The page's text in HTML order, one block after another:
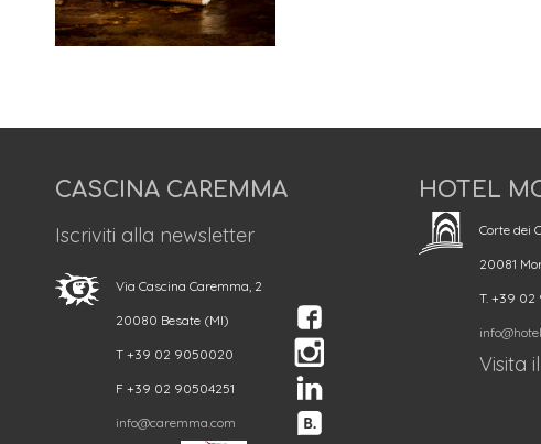
CASCINA CAREMMA
Iscriviti alla newsletter
Via Cascina Caremma, 2
20080 Besate (MI)
T +39 02 9050020
F +39 02 90504251
info@caremma.com
HOTEL
Corte dei
20081
T. +39
Visita